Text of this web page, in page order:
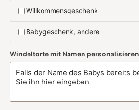
Willkommensgeschenk
Babygeschenk, andere
Windeltorte mit Namen personalisieren